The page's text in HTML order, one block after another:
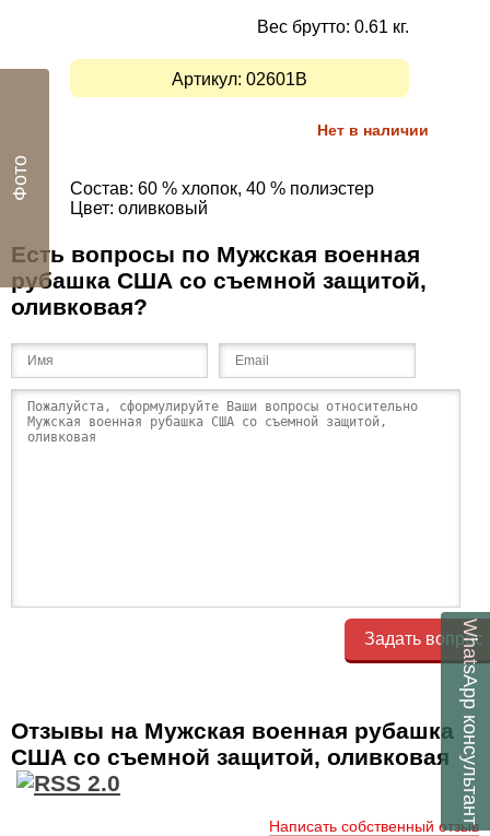
Вес брутто: 0.61 кг.
Артикул: 02601B
Нет в наличии
Состав: 60 % хлопок, 40 % полиэстер
Цвет: оливковый
Есть вопросы по Мужская военная
рубашка США со съемной защитой,
оливковая?
Задать вопрос
Отзывы на Мужская военная рубашка
США со съемной защитой, оливковая
Написать собственный отзыв
WhatsApp
консультант
Фото